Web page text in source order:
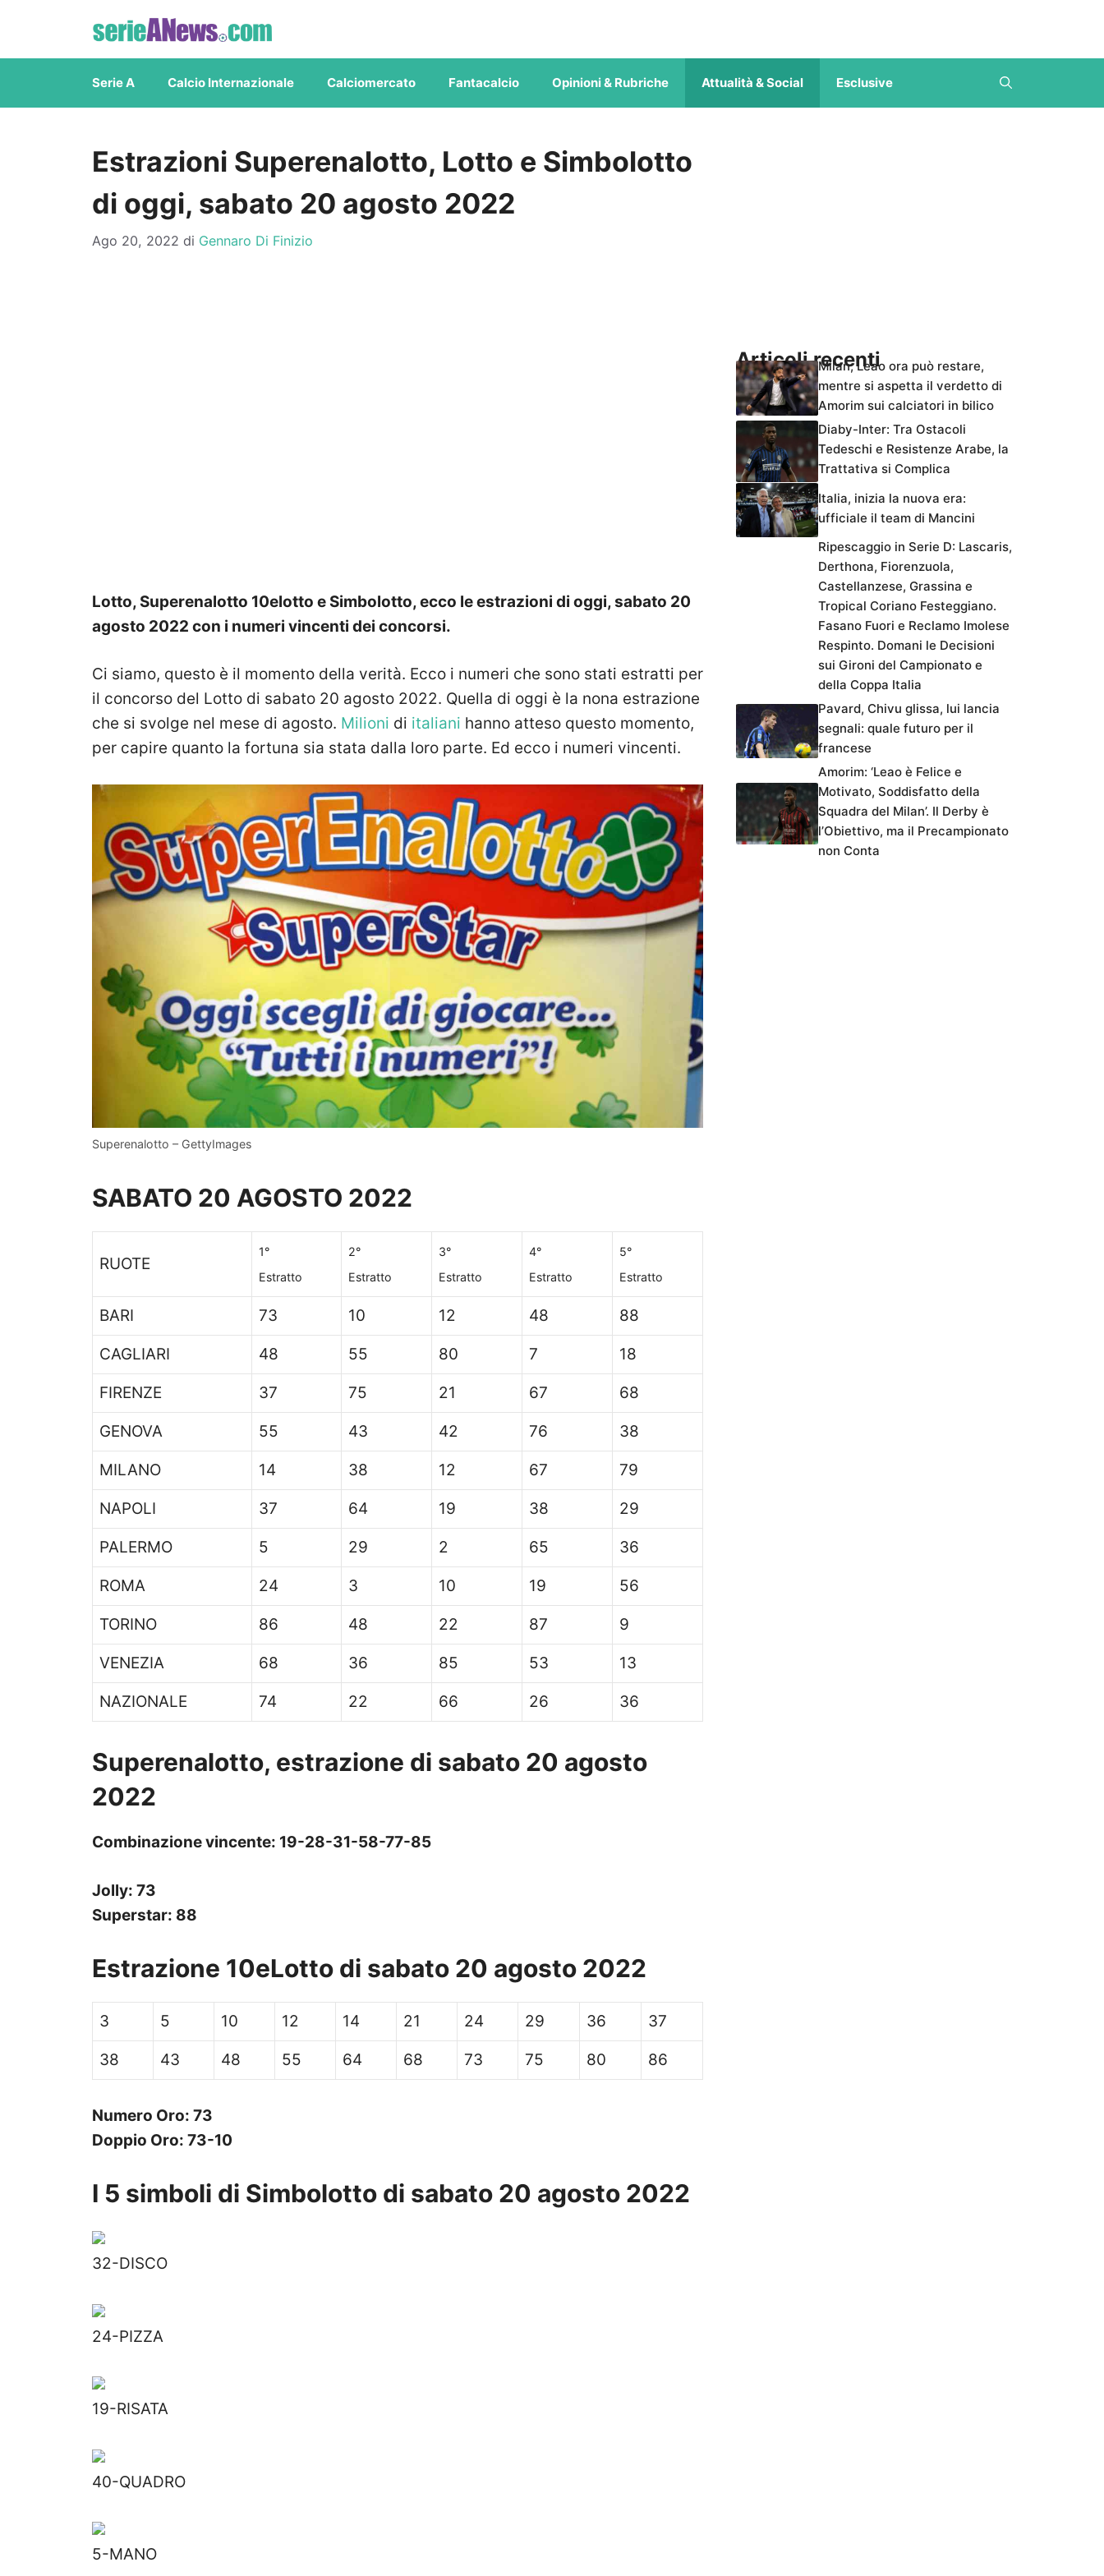
contenuto
Serie A Calcio Internazionale Calciomercato Fantacalcio Opinioni & Rubriche Attualità & Social Esclusive
Estrazioni Superenalotto, Lotto e Simbolotto
di oggi, sabato 20 agosto 2022
Ago 20, 2022 di Gennaro Di Finizio
Lotto, Superenalotto 10elotto e Simbolotto, ecco le estrazioni di oggi, sabato 20
agosto 2022 con i numeri vincenti dei concorsi.
Ci siamo, questo è il momento della verità. Ecco i numeri che sono stati estratti per
il concorso del Lotto di sabato 20 agosto 2022. Quella di oggi è la nona estrazione
che si svolge nel mese di agosto. Milioni di italiani hanno atteso questo momento,
per capire quanto la fortuna sia stata dalla loro parte. Ed ecco i numeri vincenti.
Superenalotto – GettyImages
SABATO 20 AGOSTO 2022
RUOTE
1°
Estratto
2°
Estratto
3°
Estratto
4°
Estratto
5°
Estratto
BARI 73 10 12 48 88
CAGLIARI 48 55 80 7 18
FIRENZE 37 75 21 67 68
GENOVA 55 43 42 76 38
MILANO 14 38 12 67 79
NAPOLI 37 64 19 38 29
PALERMO 5 29 2 65 36
ROMA 24 3 10 19 56
TORINO 86 48 22 87 9
VENEZIA 68 36 85 53 13
NAZIONALE 74 22 66 26 36
Superenalotto, estrazione di sabato 20 agosto
2022
Combinazione vincente: 19-28-31-58-77-85
Jolly: 73
Superstar: 88
Estrazione 10eLotto di sabato 20 agosto 2022
3 5 10 12 14 21 24 29 36 37
38 43 48 55 64 68 73 75 80 86
Numero Oro: 73
Doppio Oro: 73-10
I 5 simboli di Simbolotto di sabato 20 agosto 2022
32-DISCO
24-PIZZA
19-RISATA
40-QUADRO
5-MANO
Articoli recentiMilan, Leao ora può restare,
mentre si aspetta il verdetto di
Amorim sui calciatori in bilico
Diaby-Inter: Tra Ostacoli
Tedeschi e Resistenze Arabe, la
Trattativa si Complica
Italia, inizia la nuova era:
ufficiale il team di Mancini
Ripescaggio in Serie D: Lascaris,
Derthona, Fiorenzuola,
Castellanzese, Grassina e
Tropical Coriano Festeggiano.
Fasano Fuori e Reclamo Imolese
Respinto. Domani le Decisioni
sui Gironi del Campionato e
della Coppa Italia
Pavard, Chivu glissa, lui lancia
segnali: quale futuro per il
francese
Amorim: ‘Leao è Felice e
Motivato, Soddisfatto della
Squadra del Milan’. Il Derby è
l’Obiettivo, ma il Precampionato
non Conta